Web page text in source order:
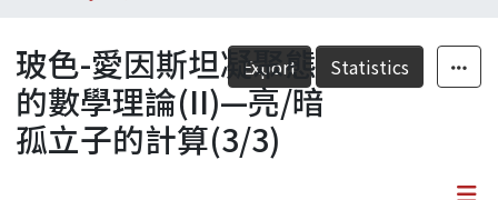
Fundings & Projects
Researchers
Export Statistics
玻色-愛因斯坦凝聚態
的數學理論(II)—亮/暗
孤立子的計算(3/3)